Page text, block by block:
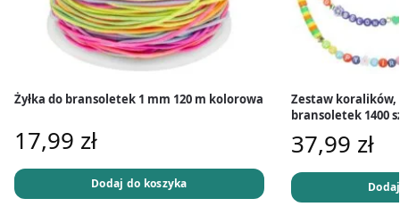
Żyłka do bransoletek 1 mm 120 m kolorowa
17,99 zł
Dodaj do koszyka
Zestaw
bransoletek 1400
37,99 zł